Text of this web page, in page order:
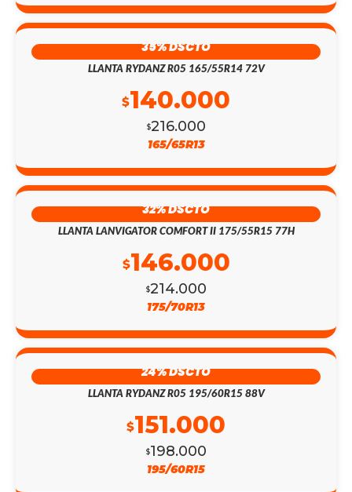
35% DSCTO
LLANTA RYDANZ R05 165/55R14 72V
$216.000
$140.000
165/65R13
32% DSCTO
LLANTA LANVIGATOR COMFORT II 175/55R15 77H
$214.000
$146.000
175/70R13
24% DSCTO
LLANTA RYDANZ R05 195/60R15 88V
$198.000
$151.000
195/60R15